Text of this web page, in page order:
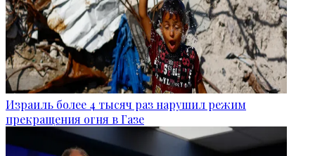
Израиль более 4 тысяч раз нарушил режим
прекращения огня в Газе